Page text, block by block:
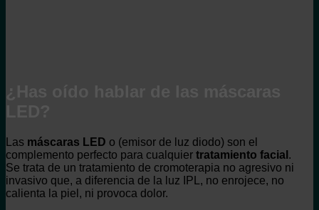
Las máscaras LED o (emisor de luz diodo) son el
complemento perfecto para cualquier tratamiento facial .
Se trata de un tratamiento de cromoterapia no agresivo ni
invasivo que, a diferencia de la luz IPL, no enrojece, no
calienta la piel, ni provoca dolor.